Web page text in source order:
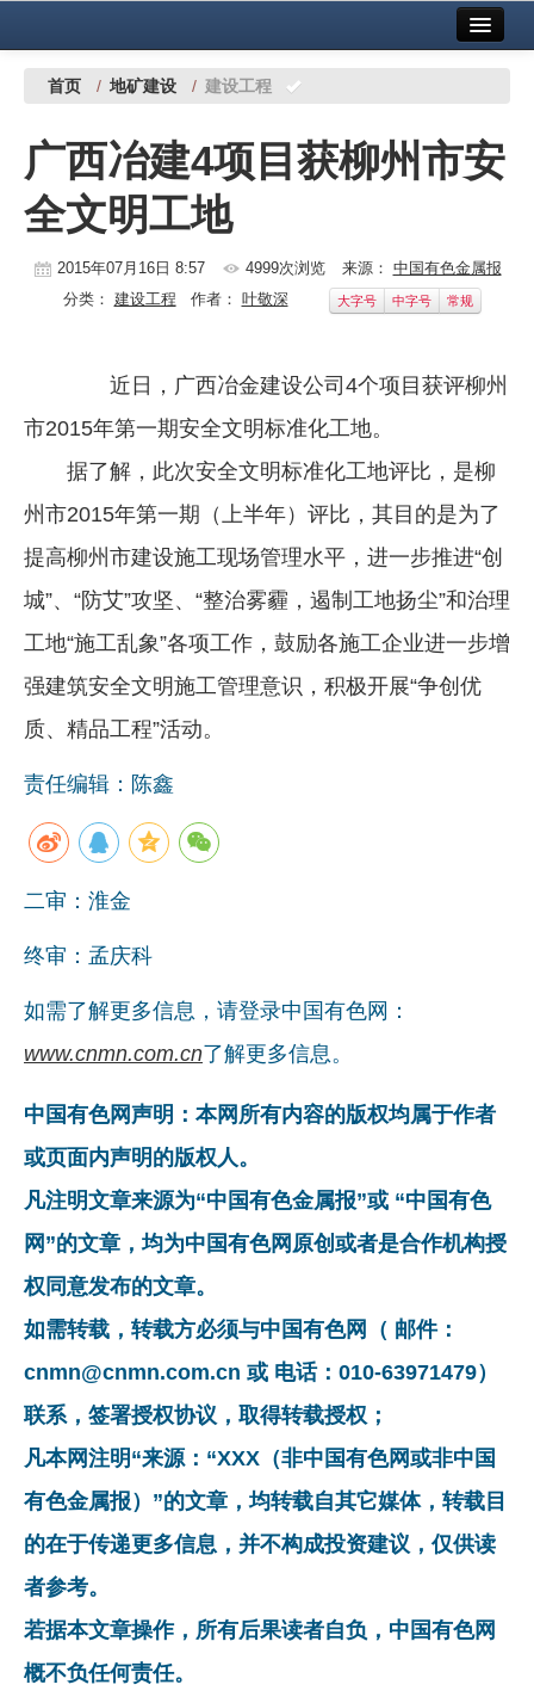
中国有色金属报社主办 广告服务
铜镍铅锌
铝
稀有稀土
地矿 建设
党建工作
企业文化
《资源再生》杂志
数字报
首页 / 地矿建设 / 建设工程
广西冶建4项目获柳州市安
全文明工地
2015年07月16日 8:57 4999次浏览 来源： 中国有色金属报
分类： 建设工程 作者： 叶敬深 大字号 中字号 常规
近日，广西冶金建设公司4个项目获评柳州
市2015年第一期安全文明标准化工地。
据了解，此次安全文明标准化工地评比，是柳
州市2015年第一期（上半年）评比，其目的是为了
提高柳州市建设施工现场管理水平，进一步推进“创
城”、“防艾”攻坚、“整治雾霾，遏制工地扬尘”和治理
工地“施工乱象”各项工作，鼓励各施工企业进一步增
强建筑安全文明施工管理意识，积极开展“争创优
质、精品工程”活动。
责任编辑：陈鑫
二审：淮金
终审：孟庆科
如需了解更多信息，请登录中国有色网：
www.cnmn.com.cn了解更多信息。
中国有色网声明：本网所有内容的版权均属于作者
或页面内声明的版权人。
凡注明文章来源为“中国有色金属报”或 “中国有色
网”的文章，均为中国有色网原创或者是合作机构授
权同意发布的文章。
如需转载，转载方必须与中国有色网（ 邮件：
cnmn@cnmn.com.cn 或 电话：010-63971479）
联系，签署授权协议，取得转载授权；
凡本网注明“来源：“XXX（非中国有色网或非中国
有色金属报）”的文章，均转载自其它媒体，转载目
的在于传递更多信息，并不构成投资建议，仅供读
者参考。
若据本文章操作，所有后果读者自负，中国有色网
概不负任何责任。